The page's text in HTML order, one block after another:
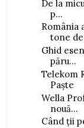
De la
p...
România
tone
Ghid
păru...
Telekom
Paște
Wella
nouă...
Când ții